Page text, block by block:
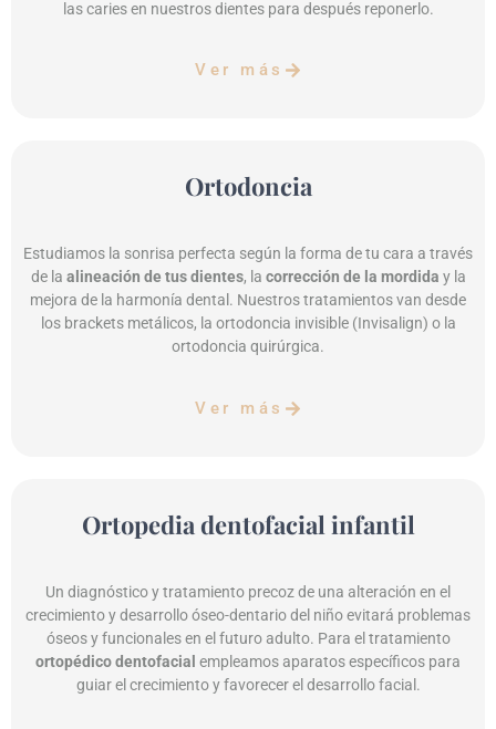
las caries en nuestros dientes para después reponerlo.
Ver más
Ortodoncia
Estudiamos la sonrisa perfecta según la forma de tu cara a través
de la alineación de tus dientes, la corrección de la mordida y la
mejora de la harmonía dental. Nuestros tratamientos van desde
los brackets metálicos, la ortodoncia invisible (Invisalign) o la
ortodoncia quirúrgica.
Ver más
Ortopedia dentofacial infantil
Un diagnóstico y tratamiento precoz de una alteración en el
crecimiento y desarrollo óseo-dentario del niño evitará problemas
óseos y funcionales en el futuro adulto. Para el tratamiento
ortopédico dentofacial empleamos aparatos específicos para
guiar el crecimiento y favorecer el desarrollo facial.